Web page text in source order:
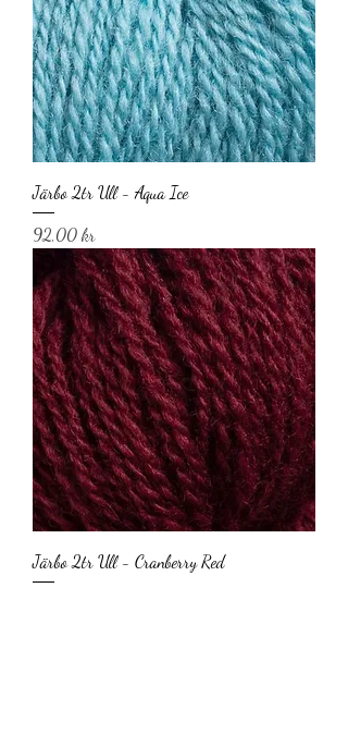
Järbo 2tr Ull - Aqua Ice
Pris
92,00 kr
Järbo 2tr Ull - Cranberry Red